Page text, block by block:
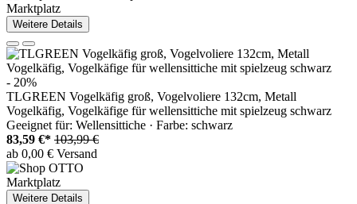
Marktplatz
Weitere Details
- 20%
TLGREEN Vogelkäfig groß, Vogelvoliere 132cm, Metall
Vogelkäfig, Vogelkäfige für wellensittiche mit spielzeug schwarz
Geeignet für: Wellensittiche · Farbe: schwarz
83,59 €* 103,99 €
ab 0,00 € Versand
Marktplatz
Weitere Details